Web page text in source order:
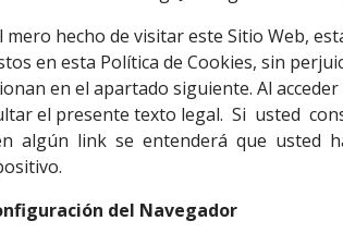
mero hecho de visitar este Sitio Web,
en esta Política de Cookies, sin
en el apartado siguiente. Al
el presente texto legal. Si usted
algún link se entenderá que usted
del Navegador